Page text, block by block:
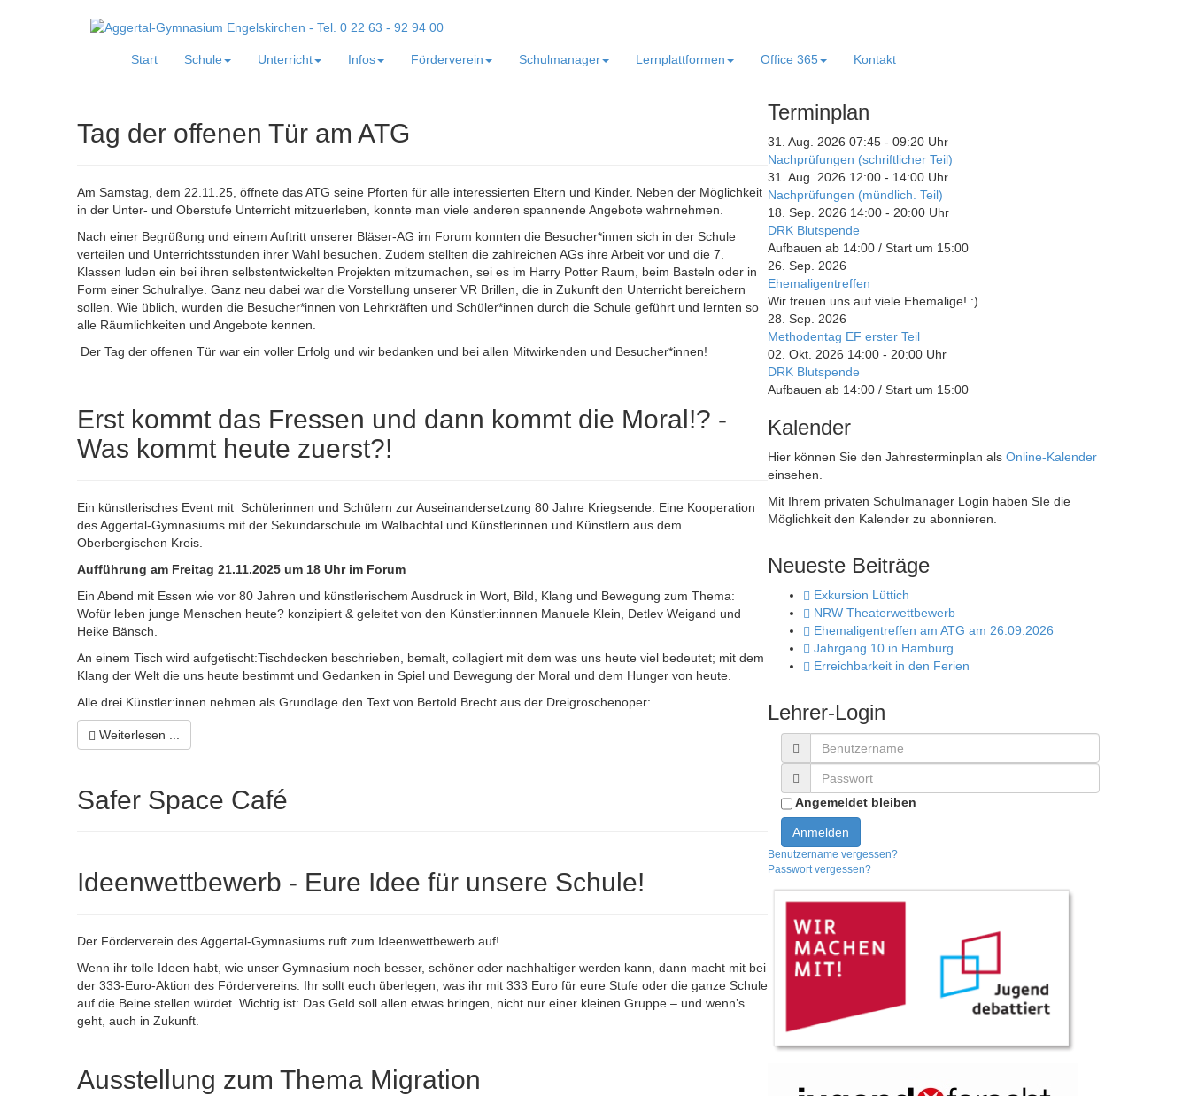
Start Schule Unterricht Infos Förderverein Schulmanager Lernplattformen Office 365 Kontakt
Tag der offenen Tür am ATG
Am Samstag, dem 22.11.25, öffnete das ATG seine Pforten für alle interessierten Eltern und Kinder. Neben der Möglichkeit
in der Unter- und Oberstufe Unterricht mitzuerleben, konnte man viele anderen spannende Angebote wahrnehmen.
Nach einer Begrüßung und einem Auftritt unserer Bläser-AG im Forum konnten die Besucher*innen sich in der Schule
verteilen und Unterrichtsstunden ihrer Wahl besuchen. Zudem stellten die zahlreichen AGs ihre Arbeit vor und die 7.
Klassen luden ein bei ihren selbstentwickelten Projekten mitzumachen, sei es im Harry Potter Raum, beim Basteln oder in
Form einer Schulrallye. Ganz neu dabei war die Vorstellung unserer VR Brillen, die in Zukunft den Unterricht bereichern
sollen. Wie üblich, wurden die Besucher*innen von Lehrkräften und Schüler*innen durch die Schule geführt und lernten so
alle Räumlichkeiten und Angebote kennen.
Der Tag der offenen Tür war ein voller Erfolg und wir bedanken und bei allen Mitwirkenden und Besucher*innen!
Erst kommt das Fressen und dann kommt die Moral!? -
Was kommt heute zuerst?!
Ein künstlerisches Event mit Schülerinnen und Schülern zur Auseinandersetzung 80 Jahre Kriegsende. Eine Kooperation
des Aggertal-Gymnasiums mit der Sekundarschule im Walbachtal und Künstlerinnen und Künstlern aus dem
Oberbergischen Kreis.
Aufführung am Freitag 21.11.2025 um 18 Uhr im Forum
Ein Abend mit Essen wie vor 80 Jahren und künstlerischem Ausdruck in Wort, Bild, Klang und Bewegung zum Thema:
Wofür leben junge Menschen heute? konzipiert & geleitet von den Künstler:innnen Manuele Klein, Detlev Weigand und
Heike Bänsch.
An einem Tisch wird aufgetischt:Tischdecken beschrieben, bemalt, collagiert mit dem was uns heute viel bedeutet; mit dem
Klang der Welt die uns heute bestimmt und Gedanken in Spiel und Bewegung der Moral und dem Hunger von heute.
Alle drei Künstler:innen nehmen als Grundlage den Text von Bertold Brecht aus der Dreigroschenoper:
Weiterlesen ...
Safer Space Café
Ideenwettbewerb - Eure Idee für unsere Schule!
Der Förderverein des Aggertal-Gymnasiums ruft zum Ideenwettbewerb auf!
Wenn ihr tolle Ideen habt, wie unser Gymnasium noch besser, schöner oder nachhaltiger werden kann, dann macht mit bei
der 333-Euro-Aktion des Fördervereins. Ihr sollt euch überlegen, was ihr mit 333 Euro für eure Stufe oder die ganze Schule
auf die Beine stellen würdet. Wichtig ist: Das Geld soll allen etwas bringen, nicht nur einer kleinen Gruppe – und wenn’s
geht, auch in Zukunft.
Ausstellung zum Thema Migration
Terminplan
31. Aug. 2026 07:45 - 09:20 Uhr
Nachprüfungen (schriftlicher Teil)
31. Aug. 2026 12:00 - 14:00 Uhr
Nachprüfungen (mündlich. Teil)
18. Sep. 2026 14:00 - 20:00 Uhr
DRK Blutspende
Aufbauen ab 14:00 / Start um 15:00
26. Sep. 2026
Ehemaligentreffen
Wir freuen uns auf viele Ehemalige! :)
28. Sep. 2026
Methodentag EF erster Teil
02. Okt. 2026 14:00 - 20:00 Uhr
DRK Blutspende
Aufbauen ab 14:00 / Start um 15:00
Kalender
Hier können Sie den Jahresterminplan als Online-Kalender
einsehen.
Mit Ihrem privaten Schulmanager Login haben SIe die
Möglichkeit den Kalender zu abonnieren.
Neueste Beiträge
Exkursion Lüttich
NRW Theaterwettbewerb
Ehemaligentreffen am ATG am 26.09.2026
Jahrgang 10 in Hamburg
Erreichbarkeit in den Ferien
Lehrer-Login
Angemeldet bleiben
Anmelden
Benutzername vergessen?
Passwort vergessen?